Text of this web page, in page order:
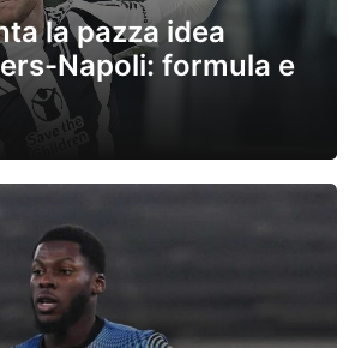
la pazza idea
Napoli: formula e